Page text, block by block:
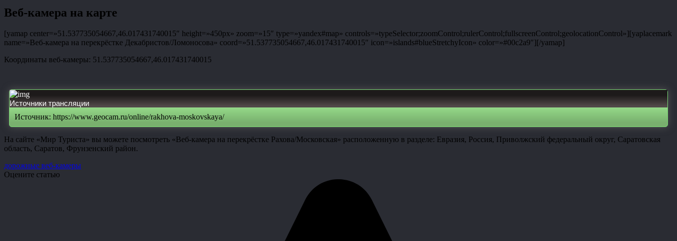
Веб-камера на карте
[yamap center=»51.537735054667,46.017431740015″ height=»450px» zoom=»15″ type=»yandex#map» controls=»typeSelector;zoomControl;rulerControl;fullscreenControl;geolocationControl»][yaplacemark
name=»Веб-камера на перекрёстке Декабристов/Ломоносова» coord=»51.537735054667,46.017431740015″ icon=»islands#blueStretchyIcon» color=»#00c2a9″][/yamap]
Координаты веб-камеры: 51.537735054667,46.017431740015
Источники трансляции
Источник: https://www.geocam.ru/online/rakhova-moskovskaya/
На сайте «Мир Туриста» вы можете посмотреть «Веб-камера на перекрёстке Рахова/Московская» расположенную в разделе: Евразия, Россия, Приволжский федеральный округ, Саратовская
область, Саратов, Фрунзенский район.
дорожные веб-камеры
Оцените статью